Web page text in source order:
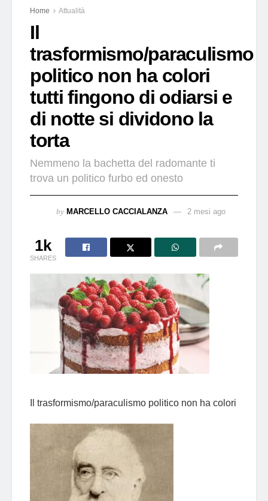
Home Attualità
Il
trasformismo/paraculismo
politico non ha colori
tutti fingono di odiarsi e
di notte si dividono la
torta
Nemmeno la bachetta del radomante ti
trova un politico furbo ed onesto
by MARCELLO CACCIALANZA 2 mesi ago
1k
SHARES
Il trasformismo/paraculismo politico non ha colori